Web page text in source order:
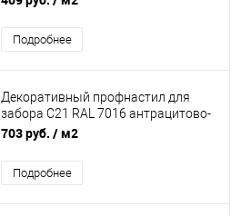
Подробнее
Декоративный профнастил для
забора С21 RAL 7016 антрацитово-
серый 0,5 мм Velur20 Grand Line
703 руб. / м2
Подробнее